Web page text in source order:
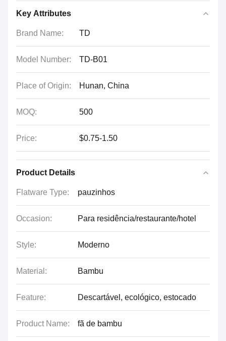
Key Attributes
Brand Name: TD
Model Number: TD-B01
Place of Origin: Hunan, China
MOQ: 500
Price: $0.75-1.50
Product Details
Flatware Type: pauzinhos
Occasion: Para residência/restaurante/hotel
Style: Moderno
Material: Bambu
Feature: Descartável, ecológico, estocado
Product Name: fã de bambu